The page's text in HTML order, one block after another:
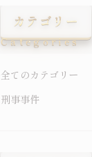
カテゴリー
Categories
全てのカテゴリー
刑事事件